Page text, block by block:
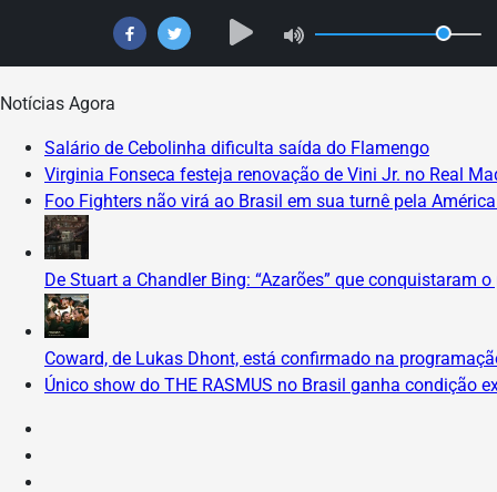
Skip
content
Notícias Agora
Salário de Cebolinha dificulta saída do Flamengo
Virginia Fonseca festeja renovação de Vini Jr. no Real
Foo Fighters não virá ao Brasil em sua turnê pela
De Stuart a Chandler Bing: “Azarões” que conquistaram
Coward, de Lukas Dhont, está confirmado na
Único show do THE RASMUS no Brasil ganha condição